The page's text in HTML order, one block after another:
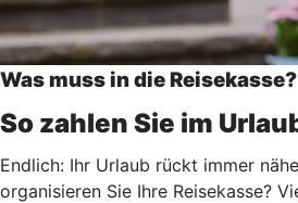
Was muss in die Reisekasse?
So zahlen Sie im
Endlich: Ihr Urlaub rückt immer
organisieren Sie Ihre Reisekasse?